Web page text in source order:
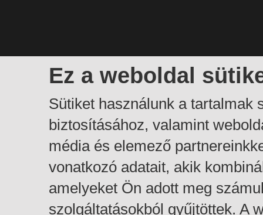
Ez a weboldal
Sütiket használunk a tartalmak
biztosításához, valamint
média és elemező
vonatkozó adatait, akik
amelyeket Ön adott meg
szolgáltatásokból gyűjtöttek. A